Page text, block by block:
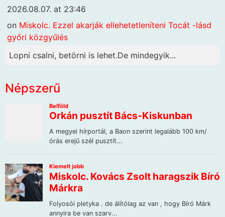
2026.08.07. at 23:46
on Miskolc. Ezzel akarják ellehetetleníteni Tocát -lásd
győri közgyűlés
Lopni csalni, betörni is lehet.De mindegyik...
Népszerű